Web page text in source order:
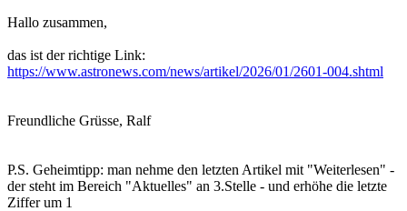
Hallo zusammen,
das ist der richtige Link:
https://www.astronews.com/news/artikel/2026/01/2601-004.shtml
Freundliche Grüsse, Ralf
P.S. Geheimtipp: man nehme den letzten Artikel mit "Weiterlesen" -
der steht im Bereich "Aktuelles" an 3.Stelle - und erhöhe die letzte
Ziffer um 1